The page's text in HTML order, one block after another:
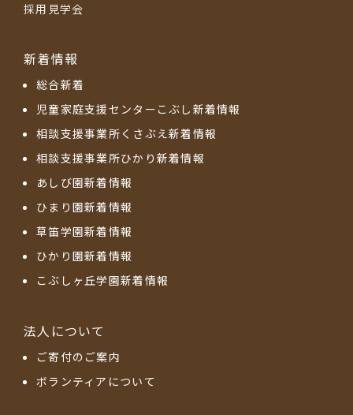
採用見学会
新着情報
総合新着
児童家庭支援センターこぶし新着情報
相談支援事業所くさぶえ新着情報
相談支援事業所ひかり新着情報
あしび園新着情報
ひまり園新着情報
草笛学園新着情報
ひかり園新着情報
こぶしヶ丘学園新着情報
法人について
ご寄付のご案内
ボランティアについて